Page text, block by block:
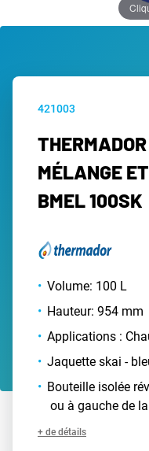
421003
MÉLANGE
BMEL 100SK
Volume: 100 L
Hauteur: 954 mm
Applications :
Jaquette skai -
Bouteille isolée
ou à gauche de
+ de détails